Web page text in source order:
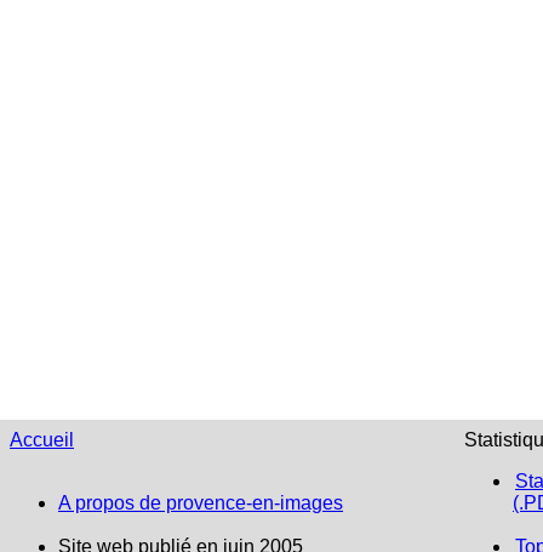
Accueil
A propos de provence-en-images
Site web publié en juin 2005